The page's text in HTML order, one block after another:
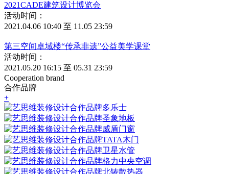
2021CADE建筑设计博览会
活动时间：
2021.04.06 10:40 至 11.05 23:59
第三空间卓域楼“传承非遗”公益美学课堂
活动时间：
2021.05.20 16:15 至 05.31 23:59
Cooperation brand
合作品牌
+